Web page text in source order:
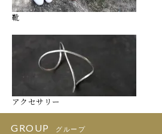
靴
アクセサリー
GROUP グループ